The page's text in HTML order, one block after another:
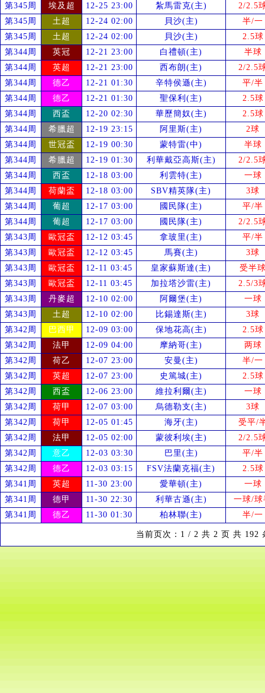
第345周
埃及超 12-25 23:00 紮馬雷克(主)
2/2.5
第345周
土超 12-24 02:00 貝沙(主)
半/一
第345周
土超 12-24 02:00 貝沙(主)
2.5球
第344周
英冠 12-21 23:00 白禮頓(主)
半球
第344周
英超 12-21 23:00 西布朗(主)
2/2.5
第344周
德乙 12-21 01:30 辛特侯遜(主)
平/半
第344周
德乙 12-21 01:30 聖保利(主)
2.5球
第344周
西盃 12-20 02:30 華歷簡奴(主)
2.5球
第344周
希臘超 12-19 23:15 阿里斯(主)
2球
第344周
世冠盃 12-19 00:30 蒙特雷(中)
半球
第344周
希臘超 12-19 01:30 利華戴亞高斯(主)
2/2.5
第344周
西盃 12-18 03:00 利雲特(主)
一球
第344周
荷蘭盃 12-18 03:00 SBV精英隊(主)
3球
第344周
葡超 12-17 03:00 國民隊(主)
平/半
第344周
葡超 12-17 03:00 國民隊(主)
2/2.5
第343周
歐冠盃 12-12 03:45 拿玻里(主)
平/半
第343周
歐冠盃 12-12 03:45 馬賽(主)
3球
第343周
歐冠盃 12-11 03:45 皇家蘇斯達(主) 受半
第343周
歐冠盃 12-11 03:45 加拉塔沙雷(主)
2.5/3
第343周
丹麥超 12-10 02:00 阿爾堡(主)
一球
第343周
土超 12-10 02:00 比錫達斯(主)
3球
第342周
巴西甲 12-09 03:00 保地花高(主)
2.5球
第342周
法甲 12-09 04:00 摩納哥(主)
两球
第342周
荷乙 12-07 23:00 安曼(主)
半/一
第342周
英超 12-07 23:00 史篤城(主)
2.5球
第342周
西盃 12-06 23:00 維拉利爾(主)
一球
第342周
荷甲 12-07 03:00 烏德勒支(主)
3球
第342周
荷甲 12-05 01:45 海牙(主) 受平/
第342周
法甲 12-05 02:00 蒙彼利埃(主)
2/2.5
第342周
意乙 12-03 03:30 巴里(主)
平/半
第342周
德乙 12-03 03:15 FSV法蘭克福(主)
2.5球
第341周
英超 11-30 23:00 愛華頓(主)
一球
第341周
德甲 11-30 22:30 利華古遜(主)
一球/球
第341周
德乙 11-30 01:30 柏林聯(主) 半/一
当前页次：1 / 2 共 2 页 共